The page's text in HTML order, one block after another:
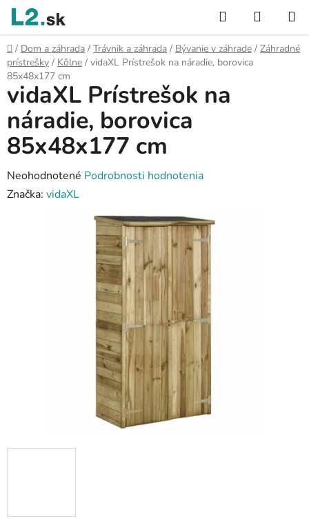
Prejsť
obsah
Hľadať
KOŠÍK
Domov
/ Dom a záhrada / Trávnik a záhrada / Bývanie v záhrade / Záhradné
prístrešky / Kôlne / vidaXL Prístrešok na náradie, borovica
85x48x177 cm
vidaXL Prístrešok na
náradie, borovica
85x48x177 cm
Priemerné
hodnotenie
Neohodnotené Podrobnosti hodnotenia
Značka: vidaXL